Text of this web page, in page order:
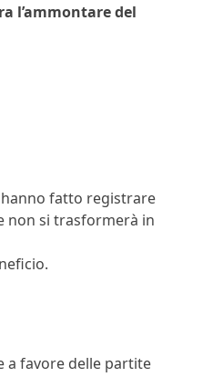
l’ammontare del
hanno fatto registrare
non si trasformerà in
a favore delle partite